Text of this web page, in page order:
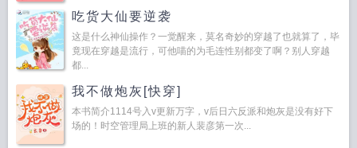
吃货大仙要逆袭
这是什么神仙操作？一觉醒来，莫名奇妙的穿越了也就算了，毕
竟现在穿越是流行，可他喵的为毛连性别都变了啊？别人穿越
都...
我不做炮灰[快穿]
本书简介1114号入v更新万字，v后日六反派和炮灰是没有好下
场的！时空管理局上班的新人裴彦第一次...